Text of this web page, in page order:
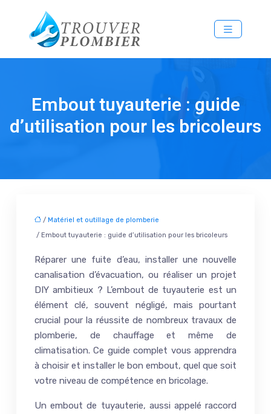
Embout tuyauterie : guide
d’utilisation pour les bricoleurs
/ Matériel et outillage de plomberie
/ Embout tuyauterie : guide d’utilisation pour les bricoleurs
Réparer une fuite d’eau, installer une nouvelle
canalisation d’évacuation, ou réaliser un projet
DIY ambitieux ? L’embout de tuyauterie est un
élément clé, souvent négligé, mais pourtant
crucial pour la réussite de nombreux travaux de
plomberie, de chauffage et même de
climatisation. Ce guide complet vous apprendra
à choisir et installer le bon embout, quel que soit
votre niveau de compétence en bricolage.
Un embout de tuyauterie, aussi appelé raccord